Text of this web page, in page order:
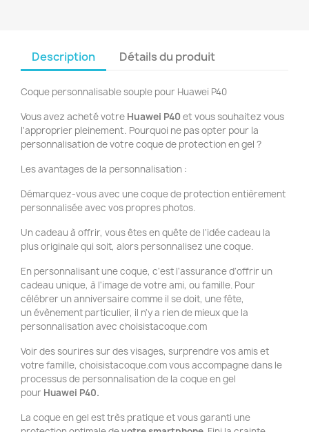
Description Détails du produit
Coque personnalisable souple pour Huawei P40
Vous avez acheté votre Huawei P40 et vous souhaitez vous
l'approprier pleinement. Pourquoi ne pas opter pour la
personnalisation de votre coque de protection en gel ?
Les avantages de la personnalisation :
Démarquez-vous avec une coque de protection entièrement
personnalisée avec vos propres photos.
Un cadeau à offrir, vous êtes en quête de l'idée cadeau la
plus originale qui soit, alors personnalisez une coque.
En personnalisant une coque, c'est l'assurance d'offrir un
cadeau unique, à l'image de votre ami, ou famille. Pour
célébrer un anniversaire comme il se doit, une fête,
un évènement particulier, il n'y a rien de mieux que la
personnalisation avec choisistacoque.com
Voir des sourires sur des visages, surprendre vos amis et
votre famille, choisistacoque.com vous accompagne dans le
processus de personnalisation de la coque en gel
pour Huawei P40.
La coque en gel est très pratique et vous garanti une